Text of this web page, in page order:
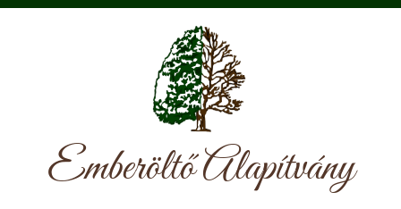
Emberöltő Alapítvány